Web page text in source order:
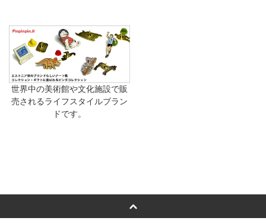
世界中の美術館や文化施設で販
売されるライフスタイルブラン
ドです。